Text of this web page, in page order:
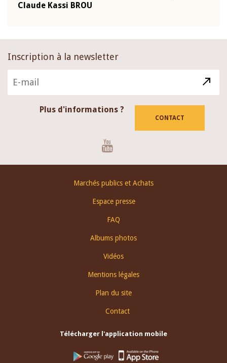
Claude Kassi BROU
Inscription à la newsletter
Plus d'informations ?
CONTACT
Marchés publics et Achats
Espace presse
FAQ
Albums photos
Vidéos
Mentions légales
Plan du site
Contact
Télécharger l'application mobile